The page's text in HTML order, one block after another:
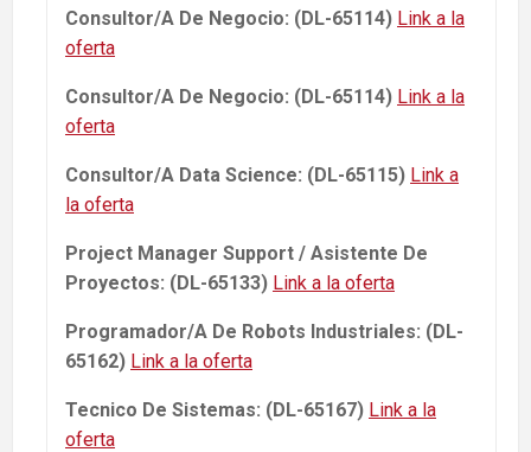
Consultor/A De Negocio: (DL-65114) Link a la
oferta
Consultor/A De Negocio: (DL-65114) Link a la
oferta
Consultor/A Data Science: (DL-65115) Link a
la oferta
Project Manager Support / Asistente De
Proyectos: (DL-65133) Link a la oferta
Programador/A De Robots Industriales: (DL-
65162) Link a la oferta
Tecnico De Sistemas: (DL-65167) Link a la
oferta